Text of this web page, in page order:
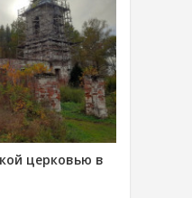
церковью в